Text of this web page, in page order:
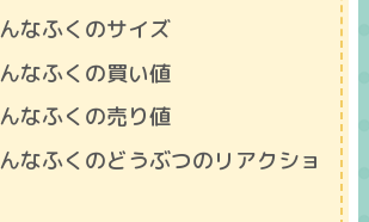
なふくのサイズ
なふくの買い値
なふくの売り値
なふくのどうぶつのリアクショ